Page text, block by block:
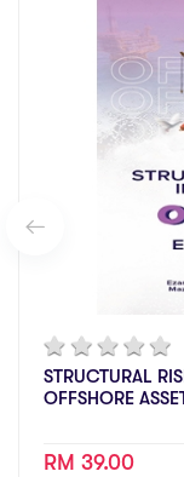
STRUCTURAL
OFFSHORE
RM 39.00